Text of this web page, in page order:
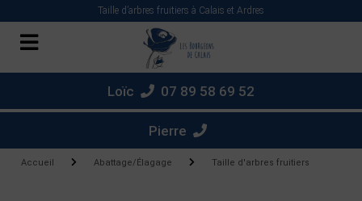
Taille d’arbres fruitiers à Calais et Ardres
Loïc 07 89 58 69 52
Pierre
Accueil Abattage/Élagage Taille d'arbres fruitiers
Panneau de gestion des cookies